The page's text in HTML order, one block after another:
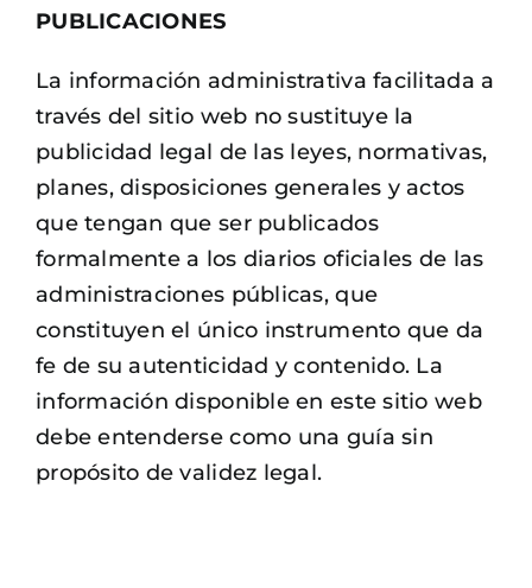
PUBLICACIONES
La información administrativa facilitada a
través del sitio web no sustituye la
publicidad legal de las leyes, normativas,
planes, disposiciones generales y actos
que tengan que ser publicados
formalmente a los diarios oficiales de las
administraciones públicas, que
constituyen el único instrumento que da
fe de su autenticidad y contenido. La
información disponible en este sitio web
debe entenderse como una guía sin
propósito de validez legal.